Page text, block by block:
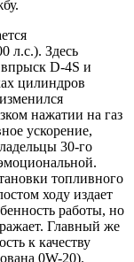
л.с.). Здесь
D-4S и
цилиндров
нажатии на газ
ускорение,
30-го
топливного
ходу издает
работы, но
Главный же
к качеству
0W-20).